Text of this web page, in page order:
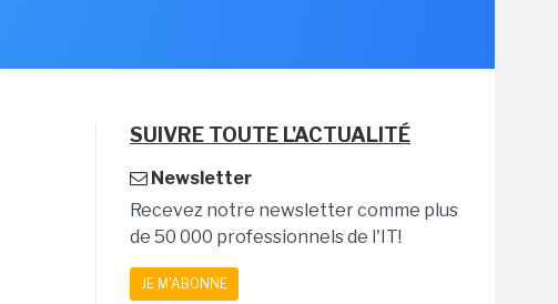
SUIVRE TOUTE L'ACTUALITÉ
Newsletter
Recevez notre newsletter comme plus
de 50 000 professionnels de l'IT!
JE M'ABONNE